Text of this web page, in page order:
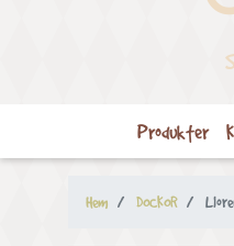
Produkter
Hem DOCKOR